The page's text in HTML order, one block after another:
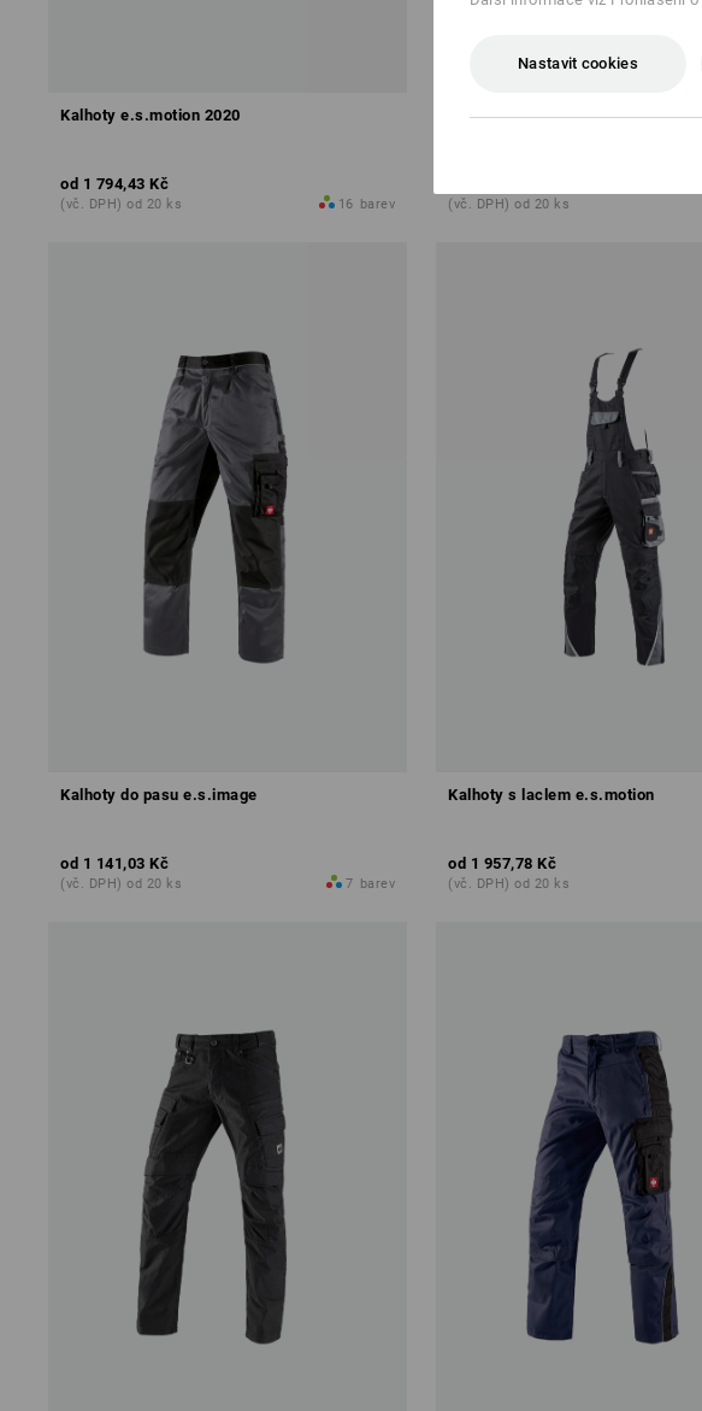
Kalhoty e.s.motion 2020
od 1 794,43 Kč
(vč. DPH) od 20 ks 16 barev
Kalhoty do pasu e.s.motion
(vč. DPH) od 20 ks
Kalhoty do pasu e.s.image
od 1 141,03 Kč
(vč. DPH) od 20 ks 7 barev
Kalhoty s laclem e.s.motion
od 1 957,78 Kč
(vč. DPH) od 20 ks
Nastavit cookies